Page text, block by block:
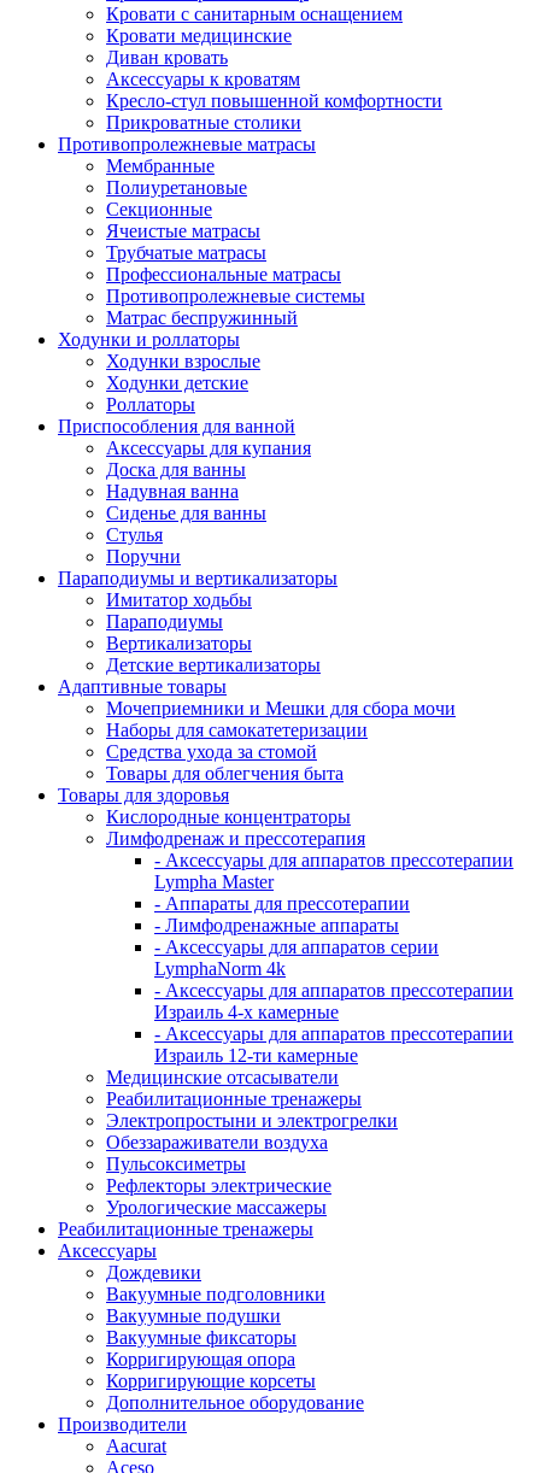
Кровати с санитарным оснащением
Кровати медицинские
Диван кровать
Аксессуары к кроватям
Кресло-стул повышенной комфортности
Прикроватные столики
Противопролежневые матрасы
Мембранные
Полиуретановые
Секционные
Ячеистые матрасы
Трубчатые матрасы
Профессиональные матрасы
Противопролежневые системы
Матрас беспружинный
Ходунки и роллаторы
Ходунки взрослые
Ходунки детские
Роллаторы
Приспособления для ванной
Аксессуары для купания
Доска для ванны
Надувная ванна
Сиденье для ванны
Стулья
Поручни
Параподиумы и вертикализаторы
Имитатор ходьбы
Параподиумы
Вертикализаторы
Детские вертикализаторы
Адаптивные товары
Мочеприемники и Мешки для сбора мочи
Наборы для самокатетеризации
Средства ухода за стомой
Товары для облегчения быта
Товары для здоровья
Кислородные концентраторы
Лимфодренаж и прессотерапия
- Аксессуары для аппаратов прессотерапии
Lympha Master
- Аппараты для прессотерапии
- Лимфодренажные аппараты
- Аксессуары для аппаратов серии
LymphaNorm 4k
- Аксессуары для аппаратов прессотерапии
Израиль 4-х камерные
- Аксессуары для аппаратов прессотерапии
Израиль 12-ти камерные
Медицинские отсасыватели
Реабилитационные тренажеры
Электропростыни и электрогрелки
Обеззараживатели воздуха
Пульсоксиметры
Рефлекторы электрические
Урологические массажеры
Реабилитационные тренажеры
Аксессуары
Дождевики
Вакуумные подголовники
Вакуумные подушки
Вакуумные фиксаторы
Корригирующая опора
Корригирующие корсеты
Дополнительное оборудование
Производители
Aacurat
Aceso